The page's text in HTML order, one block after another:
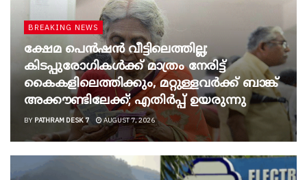
BREAKING NEWS
ക്ഷേമ പെൻഷൻ വീട്ടിലെത്തില്ല;
കിടപ്പുരോഗികൾക്ക് മാത്രം നേരിട്ട്
കൈകളിലെത്തിക്കും, മറ്റുള്ളവർക്ക് ബാങ്ക്
അക്കൗണ്ടിലേക്ക്; എതിർപ്പ് ഉയരുന്നു
BY PATHRAM DESK 7 AUGUST 7, 2026